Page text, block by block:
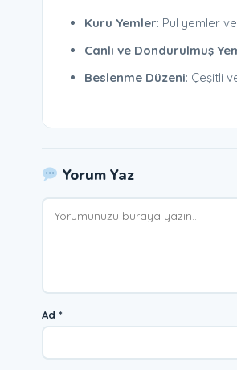
Kuru Yemler: Pul yemler
Canlı ve Dondurulmuş
Beslenme Düzeni: Çeşitli
Yorum Yaz
Yorum
Ad *